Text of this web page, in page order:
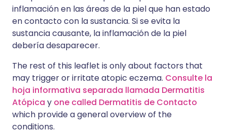
inflamación en las áreas de la piel que han estado
en contacto con la sustancia. Si se evita la
sustancia causante, la inflamación de la piel
debería desaparecer.
The rest of this leaflet is only about factors that
may trigger or irritate atopic eczema. Consulte la
hoja informativa separada llamada Dermatitis
Atópica y one called Dermatitis de Contacto
which provide a general overview of the
conditions.